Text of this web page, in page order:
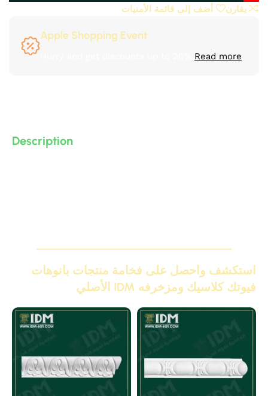
يقارن أضف إلى قائمة الأمنيات
Apple Shopping Event
Read more
Description
استكشف واحصل على فخامة منتجات بانوهات
فيوتك كلاسيك ومزخرفه IDM الأصلي